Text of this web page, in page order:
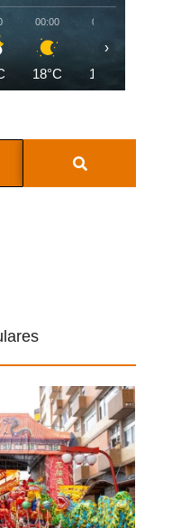
00:00
18°C
01:00
18°C
›